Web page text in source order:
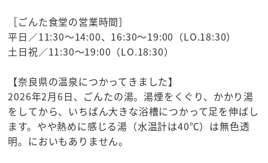
［ごんた食堂の営業時間］
平日／11:30～14:00、16:30～19:00（LO.18:30）
土日祝／11:30～19:00（LO.18:30）
【奈良県の温泉につかってきました】
2026年2月6日、ごんたの湯。湯煙をくぐり、かかり湯
をしてから、いちばん大きな浴槽につかって足を伸ばし
ます。やや熱めに感じる湯（水温計は40℃）は無色透
明。においもありません。